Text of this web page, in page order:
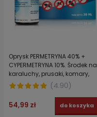
Oprysk PERMETRYNA 40% +
CYPERMETRYNA 10%. Środek na
karaluchy, prusaki, komary,
muchy, mrówki i pleśniakowce
STRONG FORTECA 30 ml
(4.90)
54,99 zł do koszyka